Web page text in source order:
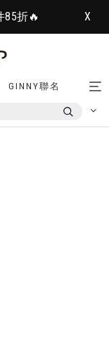
85折🔥 X
GINNY聯名